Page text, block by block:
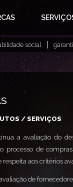
social
/ SERVIÇOS
a avaliação do
processo de
aos critérios
de